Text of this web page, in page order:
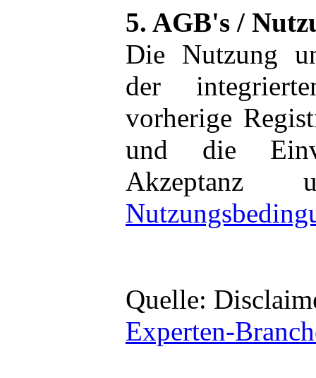
5. AGB's /
Die Nutzung
der
vorherige
und die
Akzeptanz
Quelle:
Experten-